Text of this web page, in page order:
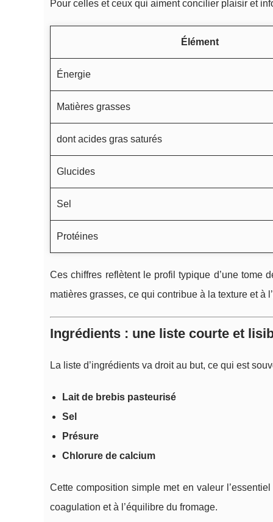
Pour celles et ceux qui aiment concilier plaisir et
Élément
Énergie
Matières grasses
dont acides gras saturés
Glucides
Sel
Protéines
Ces chiffres reflètent le profil typique d’une tome
matières grasses, ce qui contribue à la texture et à
Ingrédients : une liste courte et
La liste d’ingrédients va droit au but, ce qui est
Lait de brebis pasteurisé
Sel
Présure
Chlorure de calcium
Cette composition simple met en valeur
coagulation et à l’équilibre du fromage.